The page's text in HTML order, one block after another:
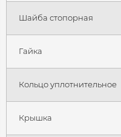
Шайба стопорная
Гайка
Кольцо уплотнительное
Крышка